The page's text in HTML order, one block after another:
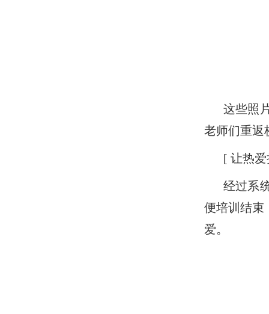
这些照
老师们重返
[ 让热
经过系
便培训结束
爱。